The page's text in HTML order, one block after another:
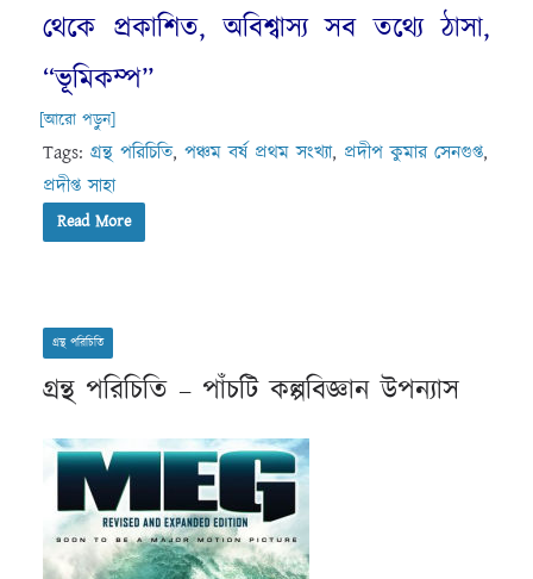
থেকে প্রকাশিত, অবিশ্বাস্য সব তথ্যে ঠাসা,
“ভূমিকম্প”
[আরো পড়ুন]
Tags: গ্রন্থ পরিচিতি, পঞ্চম বর্ষ প্রথম সংখ্যা, প্রদীপ কুমার সেনগুপ্ত,
প্রদীপ্ত সাহা
Read More
গ্রন্থ পরিচিতি
গ্রন্থ পরিচিতি – পাঁচটি কল্পবিজ্ঞান উপন্যাস